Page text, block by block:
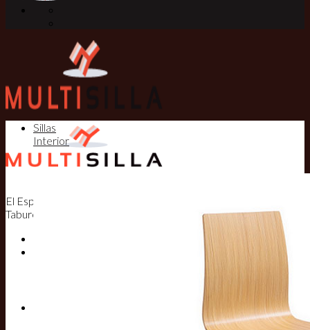
El Especialista en Sillas, Mesas y
Taburetes
Sillas
Interior